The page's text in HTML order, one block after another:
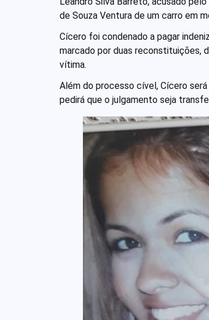
de Souza Ventura de um carro em
Cícero foi condenado a pagar
marcado por duas reconstituições,
vítima.
Além do processo cível, Cícero
pedirá que o julgamento seja